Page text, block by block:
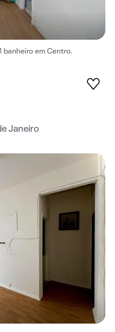
banheiro em Centro.
Janeiro